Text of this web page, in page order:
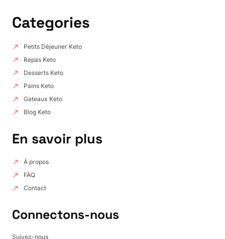
Categories
Petits Déjeuner Keto
Repas Keto
Desserts Keto
Pains Keto
Gateaux Keto
Blog Keto
En savoir plus
À propos
FAQ
Contact
Connectons-nous
Suivez-nous